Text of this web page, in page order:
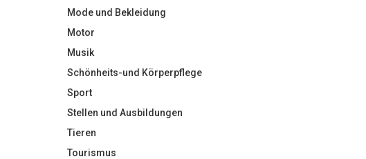
Mode und Bekleidung
Motor
Musik
Schönheits-und Körperpflege
Sport
Stellen und Ausbildungen
Tieren
Tourismus